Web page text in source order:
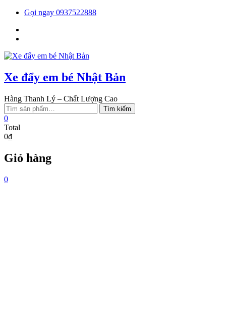
Skip
content
Gọi ngay 0937522888
Xe đẩy em bé Nhật Bản
Hàng Thanh Lý – Chất Lượng Cao
Tìm
kiếm:
Tìm kiếm
0
Total
0₫
Giỏ hàng
0